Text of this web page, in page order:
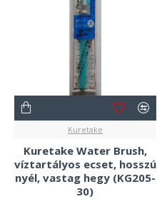
Kuretake
Kuretake Water Brush,
víztartályos ecset, hosszú
nyél, vastag hegy (KG205-
30)